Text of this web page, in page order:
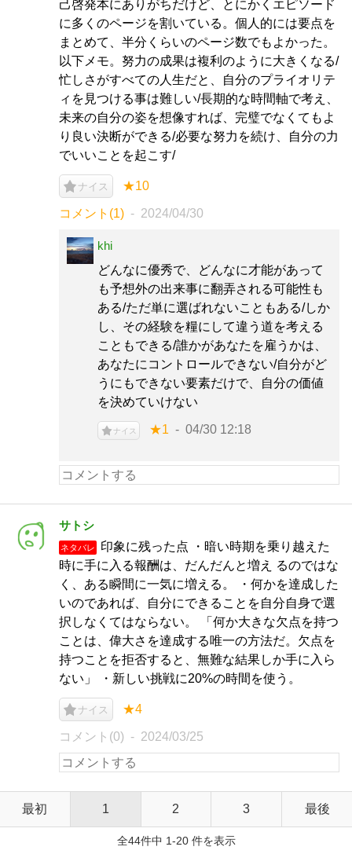
己啓発本にありがちだけど、とにかくエピソード
に多くのページを割いている。個人的には要点を
まとめて、半分くらいのページ数でもよかった。
以下メモ。努力の成果は複利のように大きくなる/
忙しさがすべての人生だと、自分のプライオリテ
ィを見つける事は難しい/長期的な時間軸で考え、
未来の自分の姿を想像すれば、完璧でなくてもよ
り良い決断ができる/必要な努力を続け、自分の力
でいいことを起こす/
ナイス ★10
コメント(1) 2024/04/30
khi
どんなに優秀で、どんなに才能があって
も予想外の出来事に翻弄される可能性も
ある/ただ単に選ばれないこともある/しか
し、その経験を糧にして違う道を考える
こともできる/誰かがあなたを雇うかは、
あなたにコントロールできない/自分がど
うにもできない要素だけで、自分の価値
を決めていけない
ナイス ★1 04/30 12:18
サトシ
ネタバレ
印象に残った点 ・暗い時期を乗り越えた
時に手に入る報酬は、だんだんと増え るのではな
く、ある瞬間に一気に増える。 ・何かを達成した
いのであれば、自分にできることを自分自身で選
択しなくてはならない。 「何か大きな欠点を持つ
ことは、偉大さを達成する唯一の方法だ。欠点を
持つことを拒否すると、無難な結果しか手に入ら
ない」 ・新しい挑戦に20%の時間を使う。
ナイス ★4
コメント(0) 2024/03/25
最初 1 2 3 最後
全44件中 1-20 件を表示